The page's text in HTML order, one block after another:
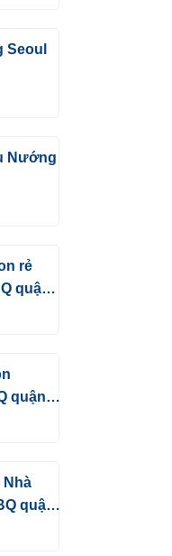
Seoul
Nướng
rẻ
quận
quận
Nhà
quận